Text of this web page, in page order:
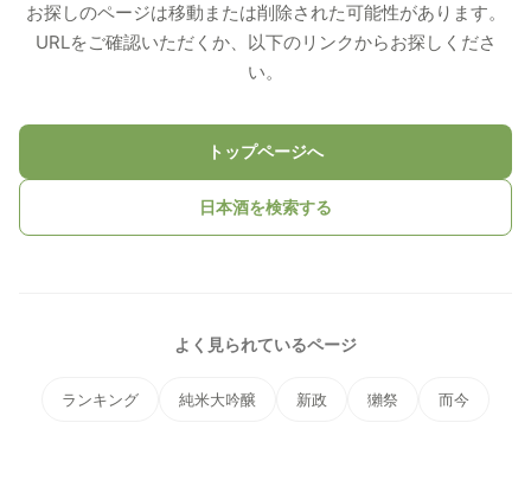
お探しのページは移動または削除された可能性があります。
URLをご確認いただくか、以下のリンクからお探しくださ
い。
トップページへ
日本酒を検索する
よく見られているページ
ランキング 純米大吟醸 新政 獺祭 而今